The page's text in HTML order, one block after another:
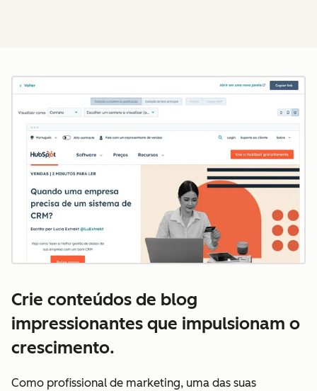
Crie conteúdos de blog
impressionantes que impulsionam o
crescimento.
Como profissional de marketing, uma das suas